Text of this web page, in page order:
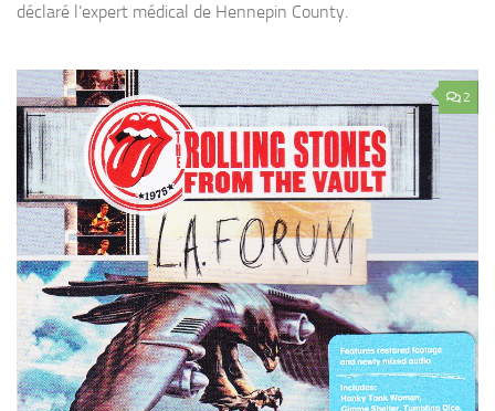
déclaré l’expert médical de Hennepin County.
2